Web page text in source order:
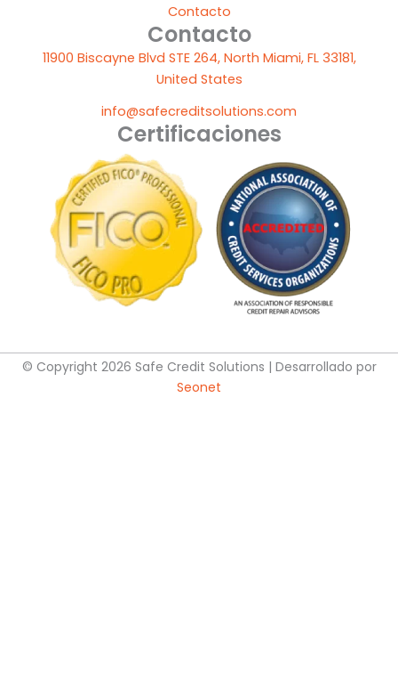
Contacto
Contacto
11900 Biscayne Blvd STE 264, North Miami, FL 33181,
United States
info@safecreditsolutions.com
Certificaciones
© Copyright 2026 Safe Credit Solutions | Desarrollado por
Seonet